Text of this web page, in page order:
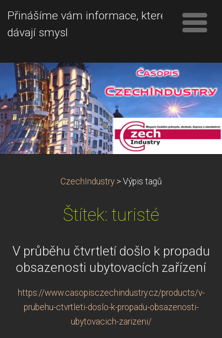
Přinášíme vám informace, které
dávají smysl
CzechIndustry > Výpis tagů
Štítek: turisté
V průběhu čtvrtletí došlo k propadu
obsazenosti ubytovacích zařízení
https://www.casopisczechindustry.cz/products/v-
prubehu-ctvrtleti-doslo-k-propadu-obsazenosti-
ubytovacich-zarizeni/